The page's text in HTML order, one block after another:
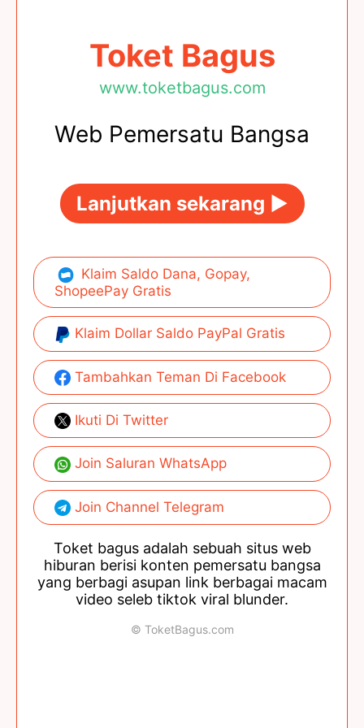
Toket Bagus
www.toketbagus.com
Web Pemersatu Bangsa
Lanjutkan sekarang ►
Klaim Saldo Dana, Gopay,
ShopeePay Gratis
Klaim Dollar Saldo PayPal Gratis
Tambahkan Teman Di Facebook
Ikuti Di Twitter
Join Saluran WhatsApp
Join Channel Telegram
Toket bagus adalah sebuah situs web
hiburan berisi konten pemersatu bangsa
yang berbagi asupan link berbagai macam
video seleb tiktok viral blunder.
© ToketBagus.com